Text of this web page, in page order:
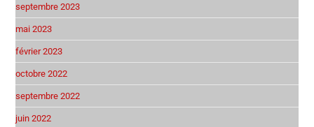
septembre 2023
mai 2023
février 2023
octobre 2022
septembre 2022
juin 2022